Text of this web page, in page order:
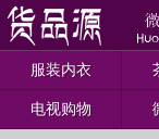
服装内衣
电视购物